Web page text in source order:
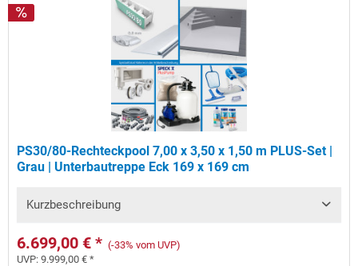
PS30/80-Rechteckpool 7,00 x 3,50 x 1,50 m PLUS-Set |
Grau | Unterbautreppe Eck 169 x 169 cm
Kurzbeschreibung
6.699,00 € * (-33% vom UVP)
UVP:9.999,00 € *